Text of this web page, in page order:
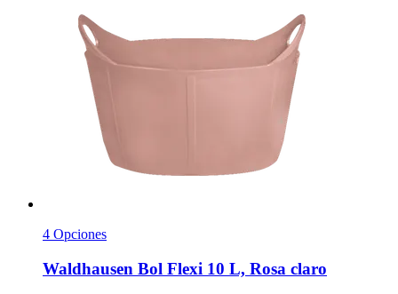
4 Opciones
Waldhausen Bol Flexi 10 L, Rosa claro